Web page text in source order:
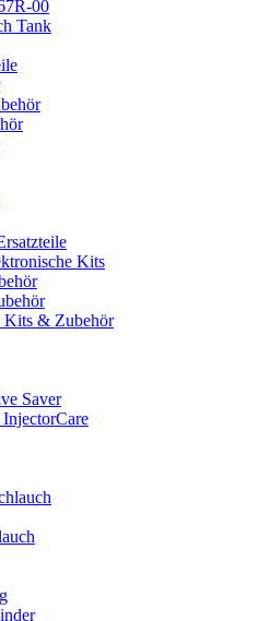
00
Tank
Kits
Kits & Zubehör
Saver